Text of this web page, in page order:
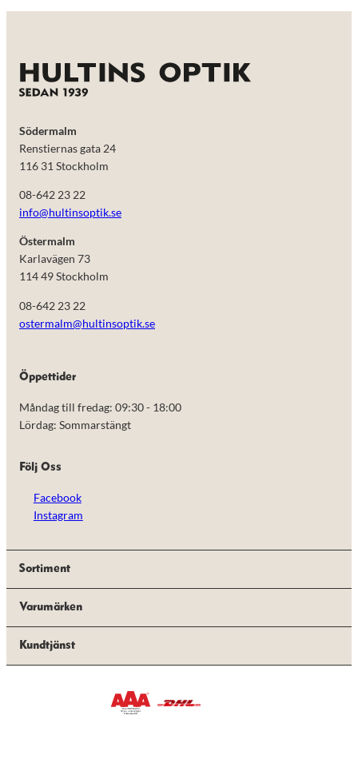
Södermalm
Renstiernas gata 24
116 31 Stockholm
08-642 23 22
info@hultinsoptik.se
Östermalm
Karlavägen 73
114 49 Stockholm
08-642 23 22
ostermalm@hultinsoptik.se
Öppettider
Måndag till fredag: 09:30 - 18:00
Lördag: Sommarstängt
Följ Oss
Facebook
Instagram
Sortiment
Varumärken
Kundtjänst